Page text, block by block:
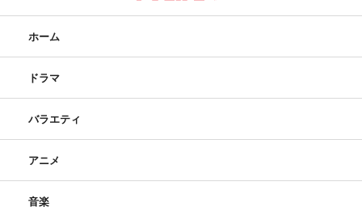
ホーム
ドラマ
バラエティ
アニメ
音楽